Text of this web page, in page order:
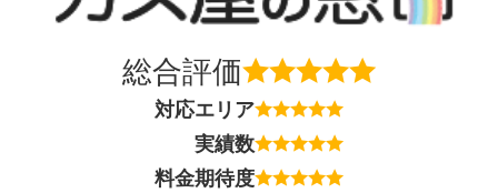
総合評価
対応エリア
実績数
料金期待度